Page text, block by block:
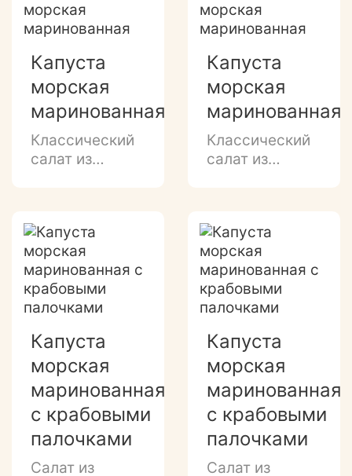
шампиньонами
в
масле
масле
Капуста
морская
маринованная
Классический
салат из
Капуста
морская
маринованная
Классический
салат из
Капуста
морская
маринованная
с крабовыми
палочками
Салат из
Капуста
морская
маринованная
с крабовыми
палочками
Салат из